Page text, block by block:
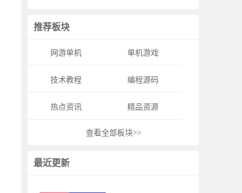
推荐板块
网游单机 单机游戏
技术教程 编程源码
热点资讯 精品资源
查看全部板块>>
最近更新